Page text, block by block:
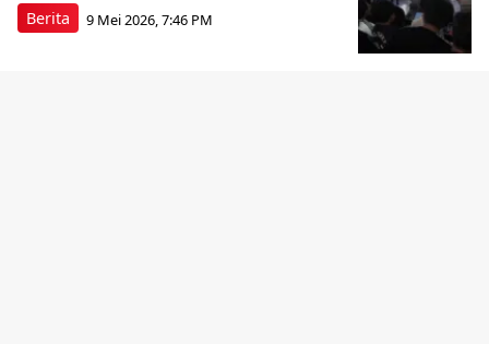
Berita 9 Mei 2026, 7:46 PM